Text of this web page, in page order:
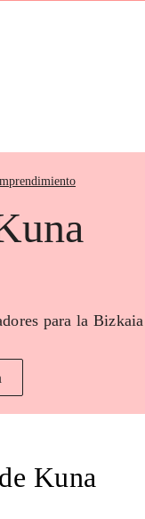
para la
Kuna